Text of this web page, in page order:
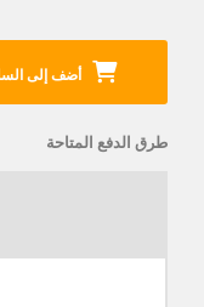
أضف إلى
طرق الدفع المتاحة